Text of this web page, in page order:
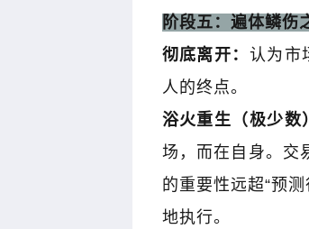
阶段五：遍体鳞伤
彻底离开： 认为市
人的终点。
浴火重生（极少数
场，而在自身。交
的重要性远超“预
地执行。